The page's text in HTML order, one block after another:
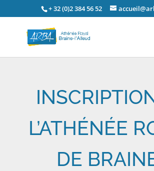
+ 32 (0)2 384 56 52
L’ATHÉNÉE
DE